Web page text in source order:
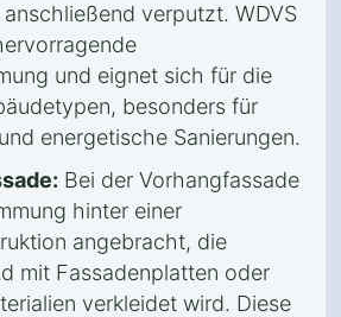
verputzt. WDVS
und eignet sich für die
besonders für
energetische Sanierungen.
Bei der Vorhangfassade
hinter einer
angebracht, die
mit Fassadenplatten oder
verkleidet wird. Diese